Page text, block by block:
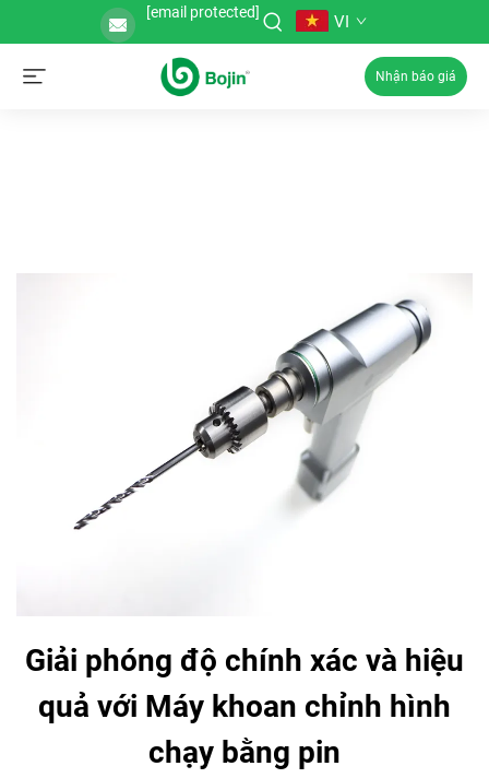
[email protected] VI
Nhận báo giá
Giải phóng độ chính xác và hiệu
quả với Máy khoan chỉnh hình
chạy bằng pin